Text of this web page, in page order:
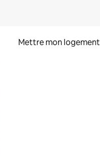
Mettre mon